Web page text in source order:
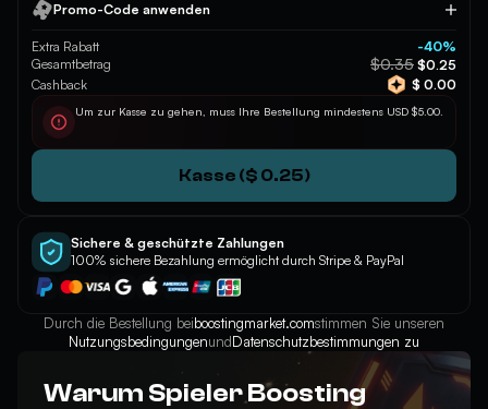
Promo-Code anwenden
Anwenden
Extra Rabatt
-40%
Gesamtbetrag
$0.35 $0.25
Cashback
$ 0.00
Um zur Kasse zu gehen, muss Ihre Bestellung mindestens USD $5.00.
Kasse ($ 0.25)
Sichere & geschützte Zahlungen
100% sichere Bezahlung ermöglicht durch Stripe & PayPal
Durch die Bestellung beiboostingmarket.comstimmen Sie unseren
NutzungsbedingungenundDatenschutzbestimmungen zu
Warum Spieler Boosting